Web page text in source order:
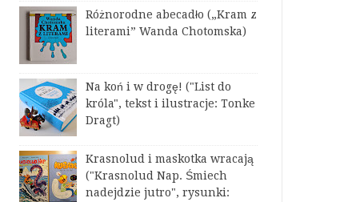
Różnorodne abecadło („Kram z
literami” Wanda Chotomska)
Na koń i w drogę! ("List do
króla", tekst i ilustracje: Tonke
Dragt)
Krasnolud i maskotka wracają
("Krasnolud Nap. Śmiech
nadejdzie jutro", rysunki: